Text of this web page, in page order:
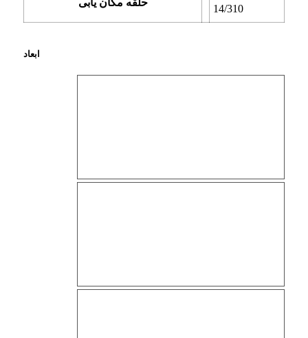
حلقه مکان یابی
14/310
ابعاد